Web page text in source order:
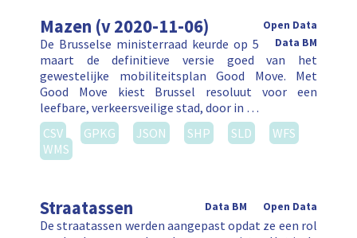
Mazen (v 2020-11-06)
Open Data
Data BM
De Brusselse ministerraad keurde op 5
maart de definitieve versie goed van het
gewestelijke mobiliteitsplan Good Move. Met
Good Move kiest Brussel resoluut voor een
leefbare, verkeersveilige stad, door in …
CSV
GPKG JSON SHP SLD
WFS
WMS
Straatassen Open Data
Data BM
De straatassen werden aangepast opdat ze een rol